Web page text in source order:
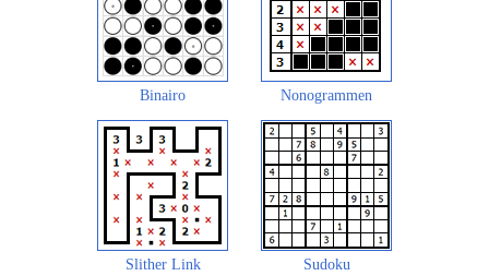
Binairo Nonogrammen
Slither Link Sudoku